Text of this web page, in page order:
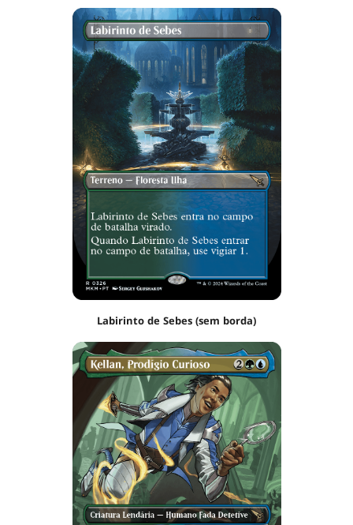
Labirinto de Sebes (sem borda)